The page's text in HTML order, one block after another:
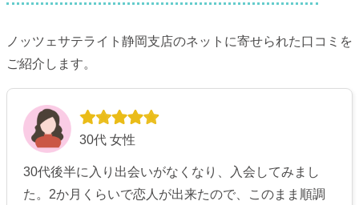
ノッツェサテライト静岡支店のネットに寄せられた口コミを
ご紹介します。
30代 女性
30代後半に入り出会いがなくなり、入会してみまし
た。2か月くらいで恋人が出来たので、このまま順調